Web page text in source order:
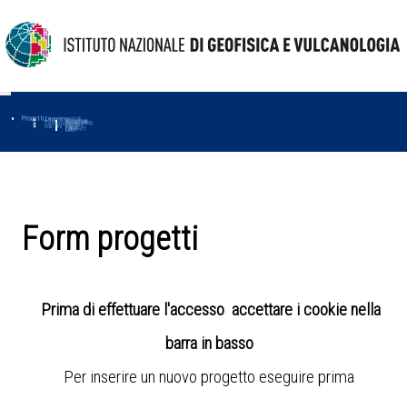
Progetti
Progetti Dipartimentali
AmbienteAmused
Macmap
Tropomag
TerremotiFurther
Muse
Vulcani First
Impact
Love-cf
Uno
Form progetti
Prima di effettuare l'accesso accettare i cookie nella
barra in basso
Per inserire un nuovo progetto eseguire prima